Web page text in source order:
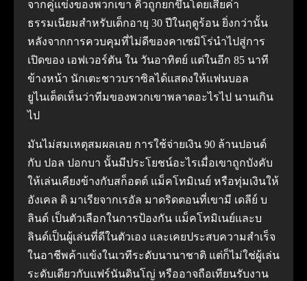
จากคู่แข่งของพวกเขา คิ้วถูกยกขึ้นโดยเสียค่า
ธรรมเนียมสำหรับเด็กอายุ 30 ปีในฤดูร้อน ยิ่งกว่านั้น
หลังจากการควบคุมที่ไม่ดีของคาเซมิโร่นำไปสู่การ
เปิดของ เอฟเวอร์ตัน ใน วันอาทิตย์ แต่ในอีก 85 นาที
ข้างหน้า นักเตะชาวบราซิลได้แสดงให้แฟนบอล
ยูไนเต็ดเห็นว่าทีมของพวกเขาพลาดอะไรไป นานเกิน
ไป
มันไม่สมเหตุสมผลเลย การใช้จ่ายเงิน 90 ล้านปอนด์
กับ ปอล ปอกบา นั้นมีประโยชน์อะไรเมื่อเขาถูกบังคับ
ให้เล่นเคียงข้างกับสก็อตต์ แม็คโทมิเนย์ หรือทุ่มเงินให้
อังเคล ดิ มาเรียจากเรอัล มาดริดตอนที่เขามี เดลีย์ บ
ลินด์ เป็นตัวเลือกในการป้องกัน แม็คโทมิเนย์และบ
ลินด์เป็นผู้เล่นที่ดีในตัวเอง และเคยประสบความสำเร็จ
ในอาชีพค้าแข้งในเวทีระดับนานาชาติ แต่ก็ไม่ใช่ผู้เล่น
ระดับเดียวกับแฟร์นันดินโญ่ หรืออาจถือเทียนรับงาน